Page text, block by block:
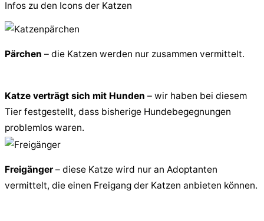
Infos zu den Icons der Katzen
Pärchen – die Katzen werden nur zusammen vermittelt.
Katze verträgt sich mit Hunden – wir haben bei diesem
Tier festgestellt, dass bisherige Hundebegegnungen
problemlos waren.
Freigänger – diese Katze wird nur an Adoptanten
vermittelt, die einen Freigang der Katzen anbieten können.